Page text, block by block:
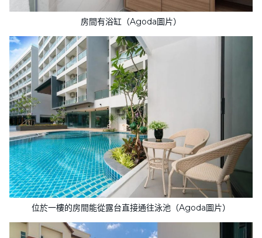
房間有浴缸（Agoda圖片）
位於一樓的房間能從露台直接通往泳池（Agoda圖片）